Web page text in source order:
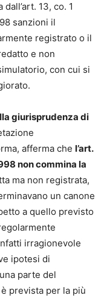
13, co. 1
sanzioni il
registrato o il
e non
con cui si
giurisprudenza di
afferma che l’art.
non commina la
ma non registrata,
un canone
a quello previsto
irragionevole
ipotesi di
parte del
prevista per la più